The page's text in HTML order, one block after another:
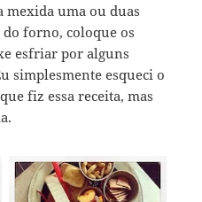
mexida uma ou duas
do forno, coloque os
esfriar por alguns
simplesmente esqueci o
fiz essa receita, mas